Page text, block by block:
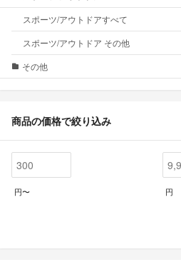
スポーツ/アウトドアすべて
スポーツ/アウトドア その他
その他
商品の価格で絞り込み
円〜 円